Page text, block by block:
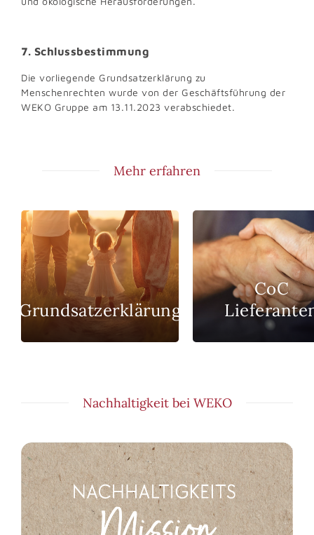
7. Schlussbestimmung
Die vorliegende Grundsatzerklärung zu
Menschenrechten wurde von der Geschäftsführung der
WEKO Gruppe am 13.11.2023 verabschiedet.
Mehr erfahren
Grundsatzerklärung
CoC
Nachhaltigkeit bei WEKO